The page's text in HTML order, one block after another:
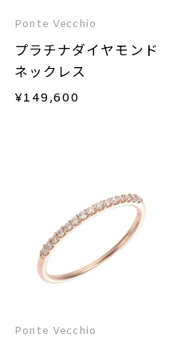
Ponte Vecchio
プラチナダイヤモンド
ネックレス
¥149,600
Ponte Vecchio